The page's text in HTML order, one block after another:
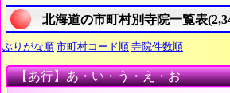
北海道の市町村別寺院一覧表
ぶりがな順 市町村コード順 寺院件数順
【あ行】あ・い・う・え・お